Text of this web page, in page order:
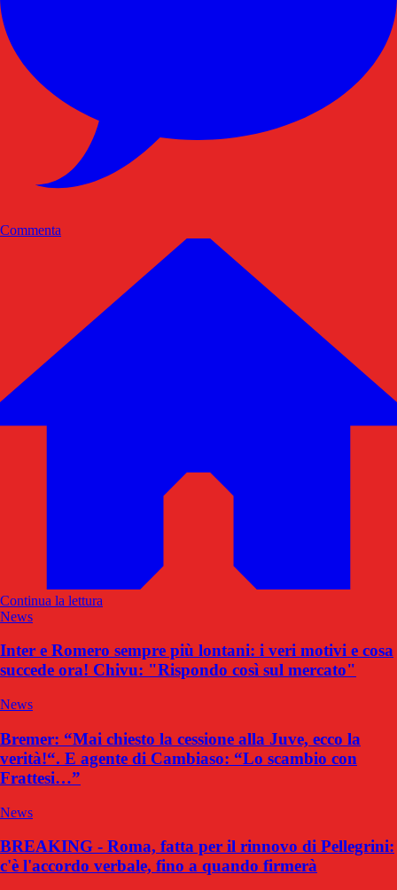
Commenta
Continua la lettura
News
Inter e Romero sempre più lontani: i veri motivi e cosa
succede ora! Chivu: "Rispondo così sul mercato"
News
Bremer: “Mai chiesto la cessione alla Juve, ecco la
verità!“. E agente di Cambiaso: “Lo scambio con
Frattesi…”
News
BREAKING - Roma, fatta per il rinnovo di Pellegrini:
c'è l'accordo verbale, fino a quando firmerà